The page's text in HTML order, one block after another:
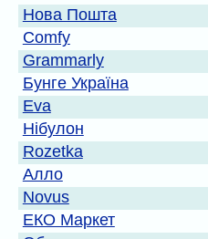
Нова Пошта
Comfy
Grammarly
Бунге Україна
Eva
Нібулон
Rozetka
Алло
Novus
ЕКО Маркет